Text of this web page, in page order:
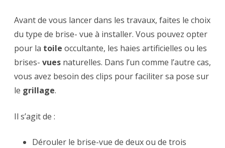
Avant de vous lancer dans les travaux, faites le choix
du type de brise- vue à installer. Vous pouvez opter
pour la toile occultante, les haies artificielles ou les
brises- vues naturelles. Dans l’un comme l’autre cas,
vous avez besoin des clips pour faciliter sa pose sur
le grillage.
Il s’agit de :
Dérouler le brise-vue de deux ou de trois